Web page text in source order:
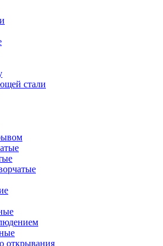
стали
открывания